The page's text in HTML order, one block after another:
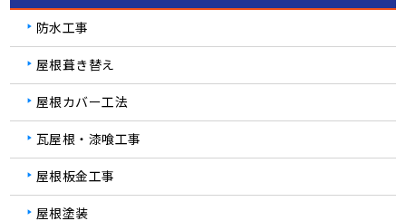
防水工事
屋根葺き替え
屋根カバー工法
瓦屋根・漆喰工事
屋根板金工事
屋根塗装